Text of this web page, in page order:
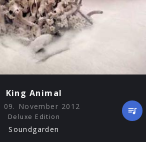
King Animal
09. November 2012
Deluxe Edition
Soundgarden